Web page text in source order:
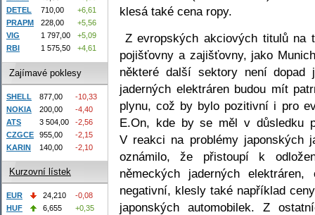
klesá také cena ropy.
Z evropských akciových titulů na
pojišťovny a zajišťovny, jako
některé další sektory není dopad
jaderných elektráren budou mít
plynu, což by bylo pozitivní i pro
E.On, kde by se měl v důsledku
V reakci na problémy japonských
oznámilo, že přistoupí k
německých jaderných
negativní, klesly také například
japonských automobilek. Z
DETEL
710,00
+6,61
PRAPM
228,00
+5,56
VIG
1 797,00
+5,09
RBI
1 575,50 +4,61
Zajímavé poklesy
SHELL 877,00
-10,33
NOKIA
200,00
-4,40
ATS
3 504,00
-2,56
CZGCE
955,00
-2,15
KARIN
140,00 -2,10
Kurzovní lístek
EUR 24,210
-0,08
HUF
6,655
+0,35